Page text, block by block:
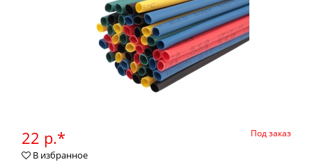
22 р.* Под заказ
В избранное